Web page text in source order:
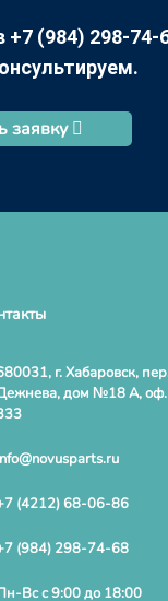
(984) 298-74-
заявку
г. Хабаровск,
дом №18 А, оф.
(4212) 68-06-86
(984) 298-74-68
Вс с 9:00 до 18:00